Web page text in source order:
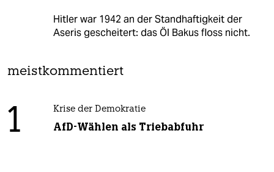
Hitler war 1942 an der Standhaftigkeit der
Aseris gescheitert: das Öl Bakus floss nicht.
meistkommentiert
1 Krise der Demokratie
AfD-Wählen als Triebabfuhr